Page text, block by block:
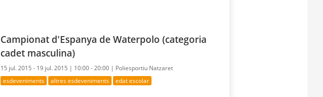
Campionat d'Espanya de Waterpolo (categoria
cadet masculina)
15 jul. 2015 - 19 jul. 2015 | 10:00 - 20:00 | Poliesportiu Natzaret
esdeveniments altres esdeveniments edat escolar